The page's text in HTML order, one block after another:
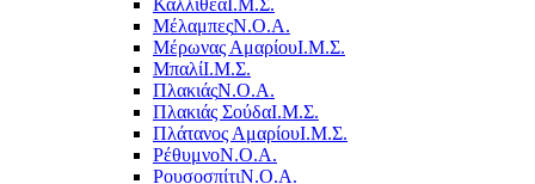
ΚαλλιθέαΙ.Μ.Σ.
ΜέλαμπεςΝ.Ο.Α.
Μέρωνας ΑμαρίουΙ.Μ.Σ.
ΜπαλίΙ.Μ.Σ.
ΠλακιάςΝ.Ο.Α.
Πλακιάς ΣούδαΙ.Μ.Σ.
Πλάτανος ΑμαρίουΙ.Μ.Σ.
ΡέθυμνοΝ.Ο.Α.
ΡουσοσπίτιΝ.Ο.Α.